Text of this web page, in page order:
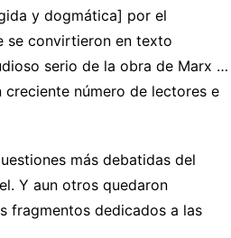
y dogmática] por el
se convirtieron en texto
serio de la obra de Marx …
número de lectores e
más debatidas del
Y aun otros quedaron
fragmentos dedicados a las